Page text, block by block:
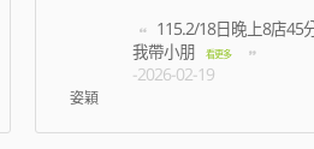
王振洋
等了半小時以上都還沒
有預約未到候補的名額
多